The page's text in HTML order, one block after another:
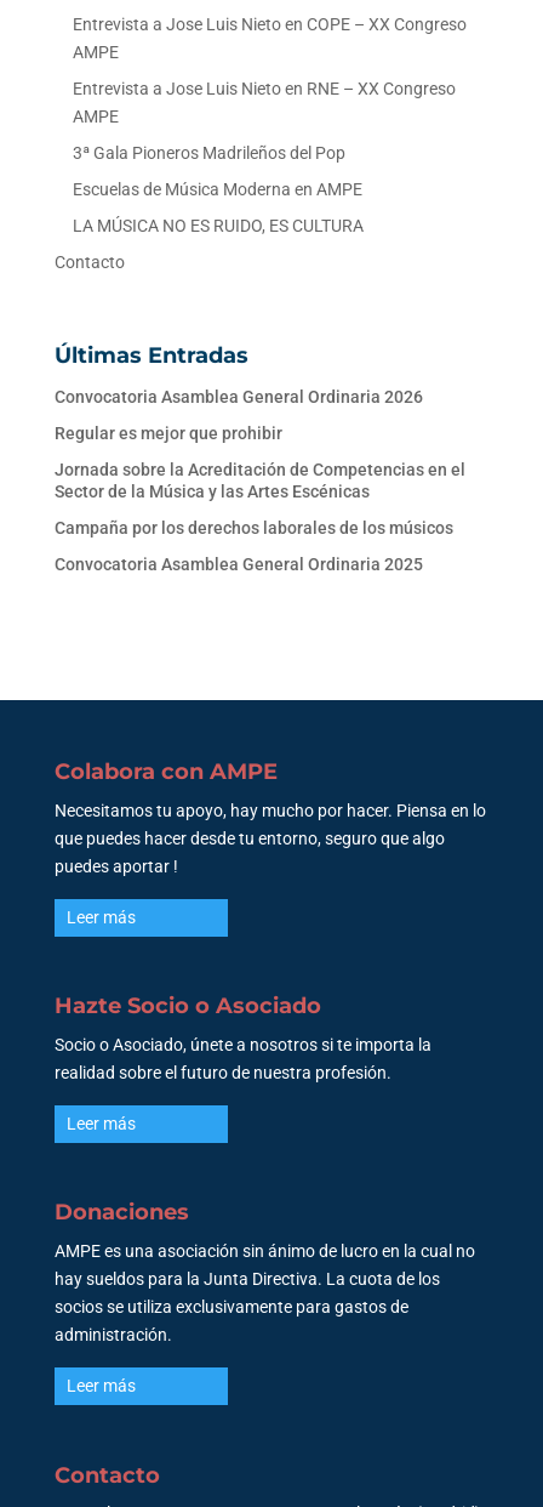
Entrevista a Jose Luis Nieto en COPE – XX Congreso
AMPE
Entrevista a Jose Luis Nieto en RNE – XX Congreso
AMPE
3ª Gala Pioneros Madrileños del Pop
Escuelas de Música Moderna en AMPE
LA MÚSICA NO ES RUIDO, ES CULTURA
Contacto
Últimas Entradas
Convocatoria Asamblea General Ordinaria 2026
Regular es mejor que prohibir
Jornada sobre la Acreditación de Competencias en el
Sector de la Música y las Artes Escénicas
Campaña por los derechos laborales de los músicos
Convocatoria Asamblea General Ordinaria 2025
Colabora con AMPE
Necesitamos tu apoyo, hay mucho por hacer. Piensa en lo
que puedes hacer desde tu entorno, seguro que algo
puedes aportar !
Leer más
Hazte Socio o Asociado
Socio o Asociado, únete a nosotros si te importa la
realidad sobre el futuro de nuestra profesión.
Leer más
Donaciones
AMPE es una asociación sin ánimo de lucro en la cual no
hay sueldos para la Junta Directiva. La cuota de los
socios se utiliza exclusivamente para gastos de
administración.
Leer más
Contacto